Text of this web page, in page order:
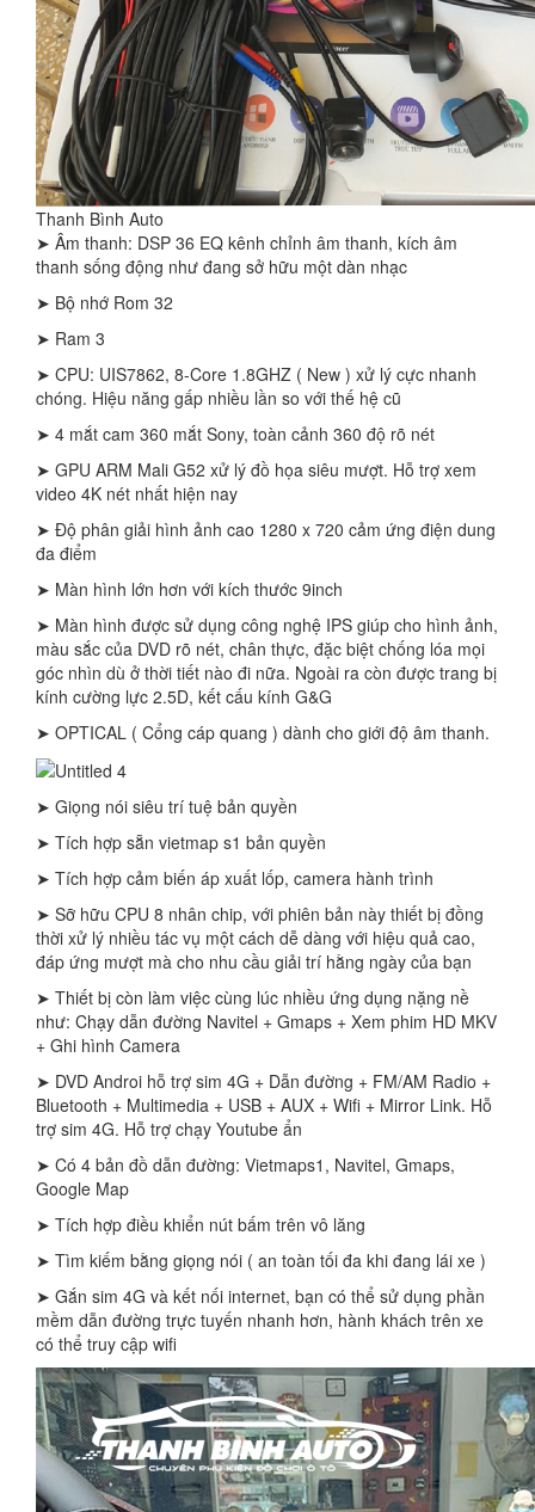
Thanh Bình Auto
➤ Âm thanh: DSP 36 EQ kênh chỉnh âm thanh, kích âm
thanh sống động như đang sở hữu một dàn nhạc
➤ Bộ nhớ Rom 32
➤ Ram 3
➤ CPU: UIS7862, 8-Core 1.8GHZ ( New ) xử lý cực nhanh
chóng. Hiệu năng gấp nhiều lần so với thế hệ cũ
➤ 4 mắt cam 360 mắt Sony, toàn cảnh 360 độ rõ nét
➤ GPU ARM Mali G52 xử lý đồ họa siêu mượt. Hỗ trợ xem
video 4K nét nhất hiện nay
➤ Độ phân giải hình ảnh cao 1280 x 720 cảm ứng điện dung
đa điểm
➤ Màn hình lớn hơn với kích thước 9inch
➤ Màn hình được sử dụng công nghệ IPS giúp cho hình ảnh,
màu sắc của DVD rõ nét, chân thực, đặc biệt chống lóa mọi
góc nhìn dù ở thời tiết nào đi nữa. Ngoài ra còn được trang bị
kính cường lực 2.5D, kết cấu kính G&G
➤ OPTICAL ( Cổng cáp quang ) dành cho giới độ âm thanh.
➤ Giọng nói siêu trí tuệ bản quyền
➤ Tích hợp sẵn vietmap s1 bản quyền
➤ Tích hợp cảm biến áp xuất lốp, camera hành trình
➤ Sỡ hữu CPU 8 nhân chip, với phiên bản này thiết bị đồng
thời xử lý nhiều tác vụ một cách dễ dàng với hiệu quả cao,
đáp ứng mượt mà cho nhu cầu giải trí hằng ngày của bạn
➤ Thiết bị còn làm việc cùng lúc nhiều ứng dụng nặng nề
như: Chạy dẫn đường Navitel + Gmaps + Xem phim HD MKV
+ Ghi hình Camera
➤ DVD Androi hỗ trợ sim 4G + Dẫn đường + FM/AM Radio +
Bluetooth + Multimedia + USB + AUX + Wifi + Mirror Link. Hỗ
trợ sim 4G. Hỗ trợ chạy Youtube ẩn
➤ Có 4 bản đồ dẫn đường: Vietmaps1, Navitel, Gmaps,
Google Map
➤ Tích hợp điều khiển nút bấm trên vô lăng
➤ Tìm kiếm bằng giọng nói ( an toàn tối đa khi đang lái xe )
➤ Gắn sim 4G và kết nối internet, bạn có thể sử dụng phần
mềm dẫn đường trực tuyến nhanh hơn, hành khách trên xe
có thể truy cập wifi